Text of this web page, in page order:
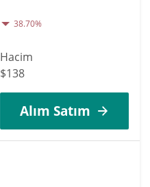
38.70%
Hacim
$138
Alım Satım